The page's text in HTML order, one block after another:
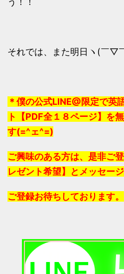
それでは、また明日ヽ(￣▽
＊僕の公式LINE@限定で英
ト【PDF全１８ページ】を
す(=^ェ^=)
ご興味のある方は、是非ご
レゼント希望】とメッセー
ご登録お待ちしております。